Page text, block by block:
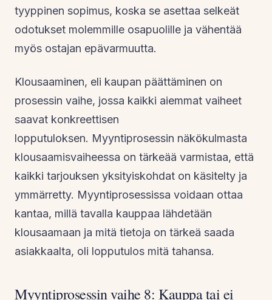
tyyppinen sopimus, koska se asettaa selkeät
odotukset molemmille osapuolille ja vähentää
myös ostajan epävarmuutta.
Klousaaminen, eli kaupan päättäminen on
prosessin vaihe, jossa kaikki aiemmat vaiheet
saavat konkreettisen
lopputuloksen. Myyntiprosessin näkökulmasta
klousaamisvaiheessa on tärkeää varmistaa, että
kaikki tarjouksen yksityiskohdat on käsitelty ja
ymmärretty. Myyntiprosessissa voidaan ottaa
kantaa, millä tavalla kauppaa lähdetään
klousaamaan ja mitä tietoja on tärkeä saada
asiakkaalta, oli lopputulos mitä tahansa.
Myyntiprosessin vaihe 8: Kauppa tai ei